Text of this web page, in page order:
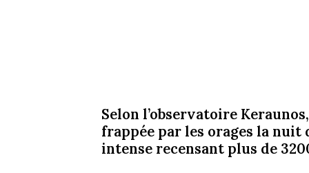
Selon l’observatoire
frappée par les orages la
intense recensant plus de